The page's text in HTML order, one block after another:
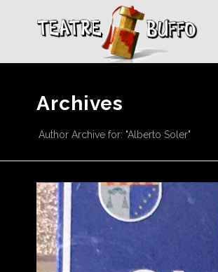
Archives
Author Archive for: "Alberto Soler"